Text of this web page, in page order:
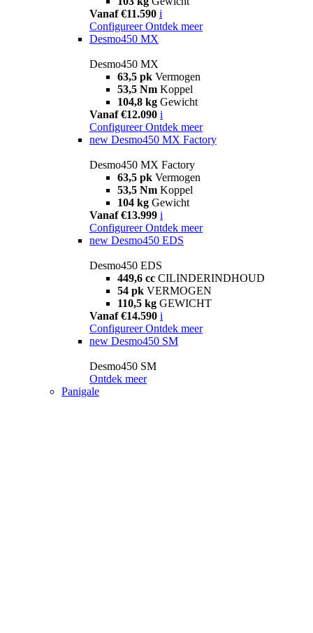
Vanaf €11.590 i
Configureer Ontdek meer
Desmo450 MX
Desmo450 MX
63,5 pk Vermogen
53,5 Nm Koppel
104,8 kg Gewicht
Vanaf €12.090 i
Configureer Ontdek meer
new Desmo450 MX Factory
Desmo450 MX Factory
63,5 pk Vermogen
53,5 Nm Koppel
104 kg Gewicht
Vanaf €13.999 i
Configureer Ontdek meer
new Desmo450 EDS
Desmo450 EDS
449,6 cc CILINDERINDHOUD
54 pk VERMOGEN
110,5 kg GEWICHT
Vanaf €14.590 i
Configureer Ontdek meer
new Desmo450 SM
Desmo450 SM
Ontdek meer
Panigale